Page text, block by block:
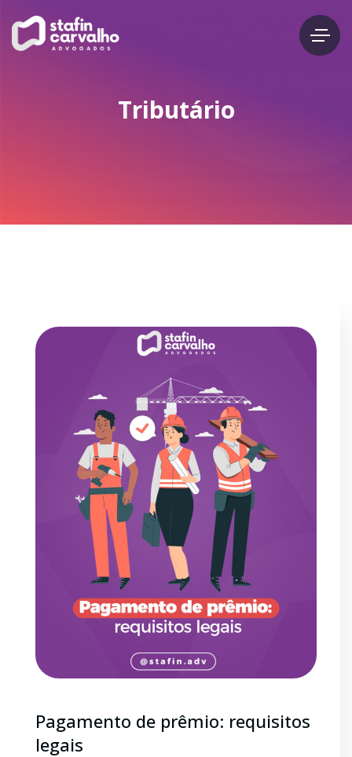
Tributário
Pagamento de prêmio: requisitos
legais